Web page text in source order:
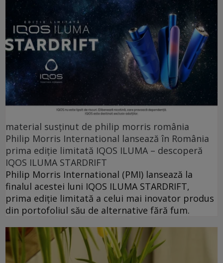
material susținut de philip morris românia
Philip Morris International lansează în România
prima ediție limitată IQOS ILUMA – descoperă
IQOS ILUMA STARDRIFT
Philip Morris International (PMI) lansează la
finalul acestei luni IQOS ILUMA STARDRIFT,
prima ediție limitată a celui mai inovator produs
din portofoliul său de alternative fără fum.